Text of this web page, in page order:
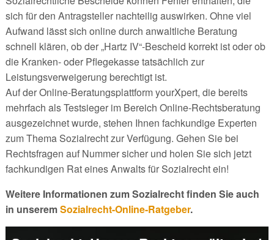
sich für den Antragsteller nachteilig auswirken. Ohne viel
Aufwand lässt sich online durch anwaltliche Beratung
schnell klären, ob der „Hartz IV“-Bescheid korrekt ist oder ob
die Kranken- oder Pflegekasse tatsächlich zur
Leistungsverweigerung berechtigt ist.
Auf der Online-Beratungsplattform yourXpert, die bereits
mehrfach als Testsieger im Bereich Online-Rechtsberatung
ausgezeichnet wurde, stehen Ihnen fachkundige Experten
zum Thema Sozialrecht zur Verfügung. Gehen Sie bei
Rechtsfragen auf Nummer sicher und holen Sie sich jetzt
fachkundigen Rat eines Anwalts für Sozialrecht ein!
Weitere Informationen zum Sozialrecht finden Sie auch
in unseremSozialrecht-Online-Ratgeber.